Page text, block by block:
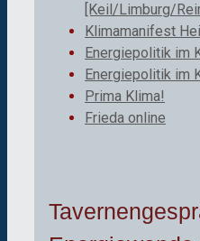
[Keil/Limburg/
Klimamanifest
Energiepolitik im
Energiepolitik im
Prima Klima!
Frieda online